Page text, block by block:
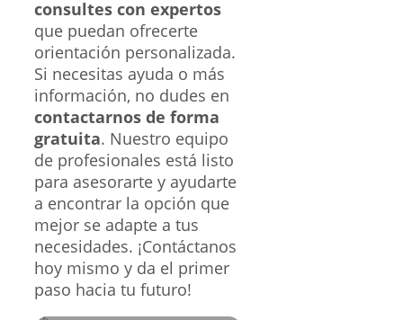
consultes con expertos
que puedan ofrecerte
orientación personalizada.
Si necesitas ayuda o más
información, no dudes en
contactarnos de forma
gratuita. Nuestro equipo
de profesionales está listo
para asesorarte y ayudarte
a encontrar la opción que
mejor se adapte a tus
necesidades. ¡Contáctanos
hoy mismo y da el primer
paso hacia tu futuro!